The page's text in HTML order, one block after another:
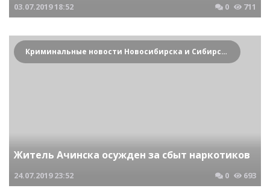
03.07.201918:52 0 711
Криминальные новости Новосибирска и Сибирского региона
Житель Ачинска осужден за сбыт наркотиков
24.07.2019 23:52 0 693